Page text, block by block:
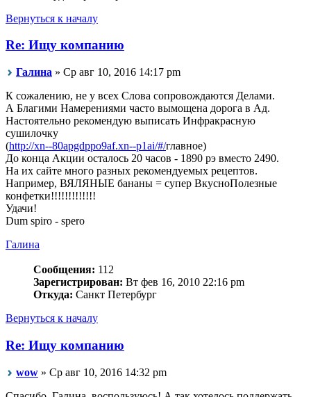
Вернуться к началу
Re: Ищу компанию
Галина » Ср авг 10, 2016 14:17 pm
К сожалению, не у всех Слова сопровождаются Делами.
А Благими Намерениями часто вымощена дорога в Ад.
Настоятельно рекомендую выписать Инфракрасную
сушилочку
(http://xn--80apgdppo9af.xn--p1ai/#/главное)
До конца Акции осталось 20 часов - 1890 рэ вместо 2490.
На их сайте много разных рекомендуемых рецептов.
Например, ВЯЛЯНЫЕ бананы = супер ВкусноПолезные
конфетки!!!!!!!!!!!!!
Удачи!
Dum spiro - spero
Галина
Сообщения: 112
Зарегистрирован: Вт фев 16, 2010 22:16 pm
Откуда: Санкт Петербург
Вернуться к началу
Re: Ищу компанию
wow » Ср авг 10, 2016 14:32 pm